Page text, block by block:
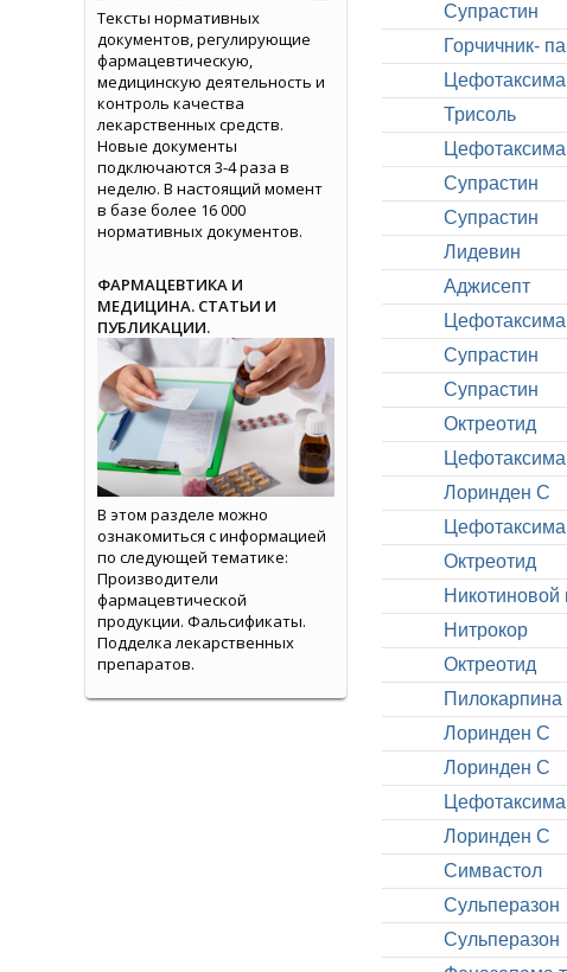
Супрастин
Горчичник-
Трисоль
Супрастин
Супрастин
Лидевин
Аджисепт
Супрастин
Супрастин
Октреотид
Лоринден C
Октреотид
Никотиновой
Нитрокор
Октреотид
Пилокарпина
Лоринден C
Лоринден C
Лоринден C
Симвастол
Сульперазон
Сульперазон
Тексты нормативных
документов, регулирующие
фармацевтическую,
медицинскую деятельность и
контроль качества
лекарственных средств.
Новые документы
подключаются 3-4 раза в
неделю. В настоящий момент
в базе более 16 000
нормативных документов.
ФАРМАЦЕВТИКА И
МЕДИЦИНА. СТАТЬИ И
ПУБЛИКАЦИИ.
В этом разделе можно
ознакомиться с информацией
по следующей тематике:
Производители
фармацевтической
продукции. Фальсификаты.
Подделка лекарственных
препаратов.